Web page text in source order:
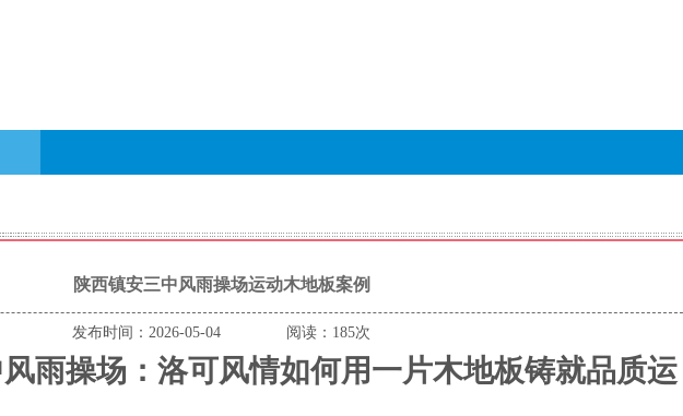
陕西镇安三中风雨操场运动木地板案例
发布时间：2026-05-04 阅读：185次
雨操场：洛可风情如何用一片木地板铸就品质运